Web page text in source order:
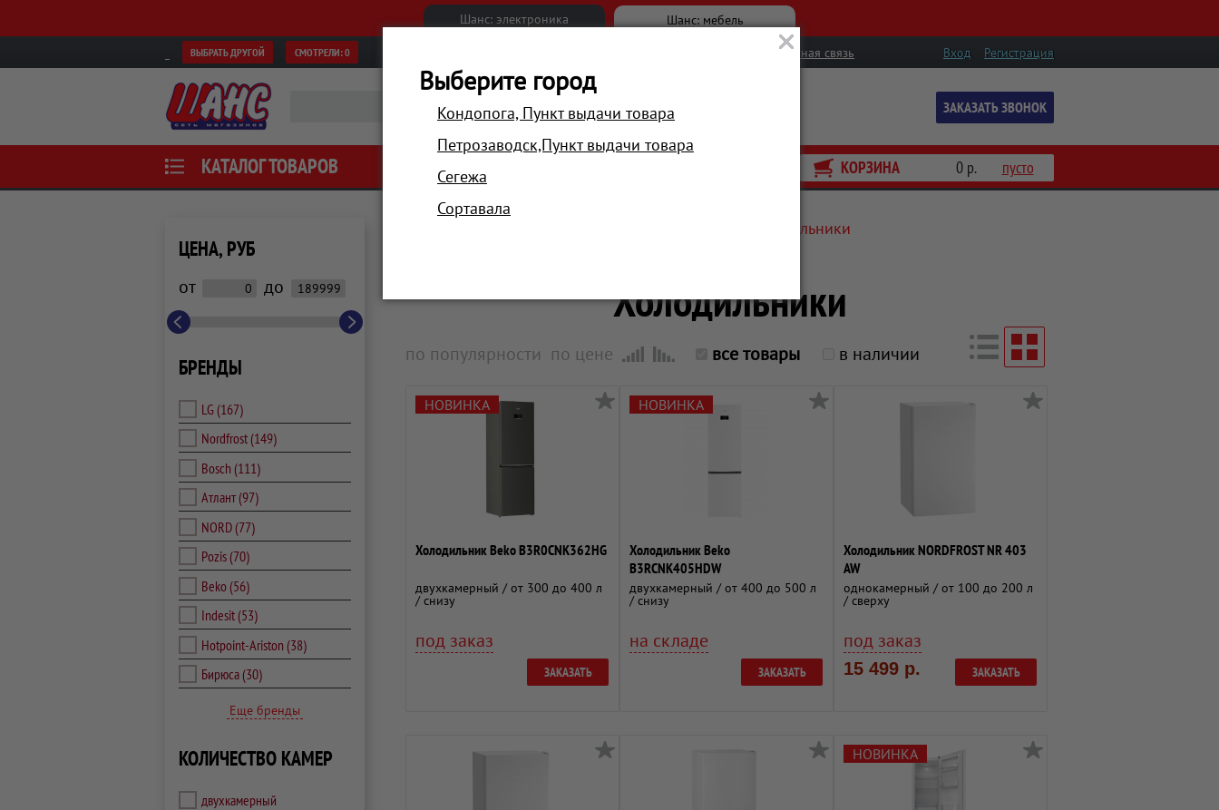
Шанс: электроника Шанс: мебель
ВЫБРАТЬ ДРУГОЙ СМОТРЕЛИ:0 Вход Регистрация
Обратная связь
ЗАКАЗАТЬ ЗВОНОК
КАТАЛОГ ТОВАРОВ АКЦИИ КОРЗИНА 0 р. пусто
ЦЕНА, РУБ
от до
БРЕНДЫ
LG (167)
Nordfrost(149)
Bosch (111)
Атлант(97)
NORD(77)
Pozis(70)
Beko(56)
Indesit(53)
Hotpoint-Ariston (38)
Бирюса(30)
Еще бренды
КОЛИЧЕСТВО КАМЕР
двухкамерный
Холодильники и морозильники
Холодильники
по популярности по цене все товары в наличии
НОВИНКА
Холодильник Beko B3R0CNK362HG
двухкамерный / от 300 до 400 л
/ снизу
под заказ
ЗАКАЗАТЬ
НОВИНКА
Холодильник Beko
B3RCNK405HDW
двухкамерный / от 400 до 500 л
/ снизу
на складе
ЗАКАЗАТЬ
Холодильник NORDFROST NR 403
AW
однокамерный / от 100 до 200 л
/ сверху
под заказ
15 499 р. ЗАКАЗАТЬ
НОВИНКА
Выберите город
Кондопога, Пункт выдачи товара
Петрозаводск,Пункт выдачи товара
Сегежа
Сортавала